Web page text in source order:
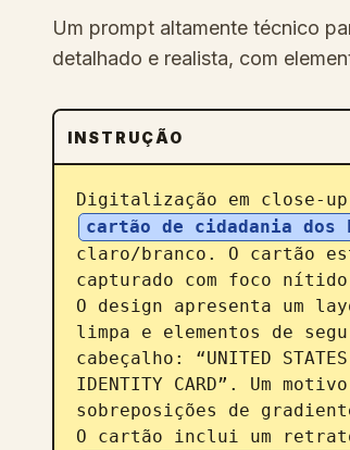
Um prompt altamente técnico
detalhado e realista, com
INSTRUÇÃO
Digitalização em close-
cartão de cidadania dos
claro/branco. O cartão
capturado com foco
O design apresenta um
limpa e elementos de
cabeçalho: “UNITED
IDENTITY CARD”. Um
sobreposições de
O cartão inclui um